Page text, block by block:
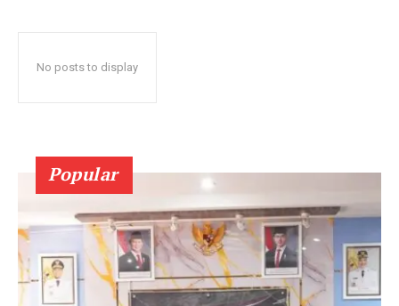
No posts to display
Popular